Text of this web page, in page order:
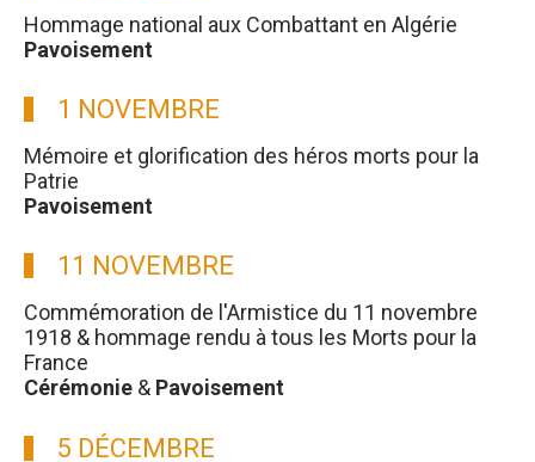
Hommage national aux Combattant en Algérie
Pavoisement
1 NOVEMBRE
Mémoire et glorification des héros morts pour la
Patrie
Pavoisement
11 NOVEMBRE
Commémoration de l'Armistice du 11 novembre
1918 & hommage rendu à tous les Morts pour la
France
Cérémonie & Pavoisement
5 DÉCEMBRE